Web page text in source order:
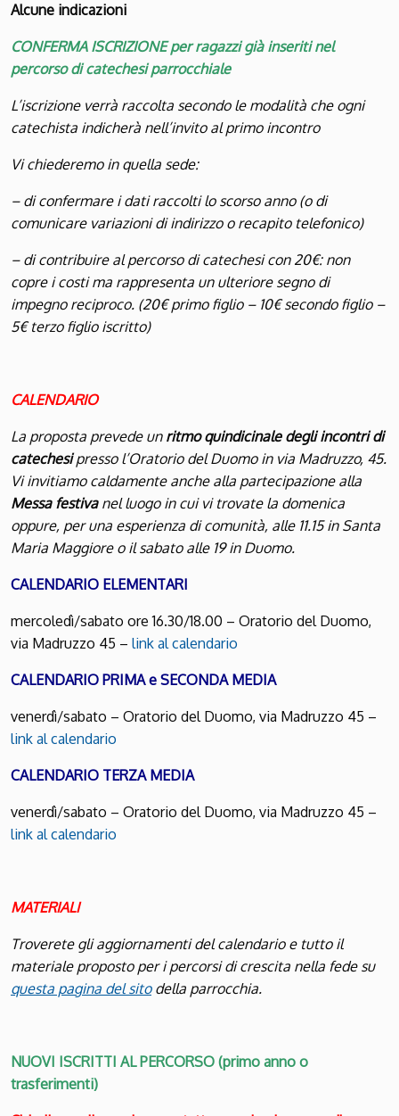
Alcune indicazioni
CONFERMA ISCRIZIONE per ragazzi già inseriti nel
percorso di catechesi parrocchiale
L’iscrizione verrà raccolta secondo le modalità che ogni
catechista indicherà nell’invito al primo incontro
Vi chiederemo in quella sede:
– di confermare i dati raccolti lo scorso anno (o di
comunicare variazioni di indirizzo o recapito telefonico)
– di contribuire al percorso di catechesi con 20€: non
copre i costi ma rappresenta un ulteriore segno di
impegno reciproco. (20€ primo figlio – 10€ secondo figlio –
5€ terzo figlio iscritto)
CALENDARIO
La proposta prevede un ritmo quindicinale degli incontri di
catechesipresso l’Oratorio del Duomo in via Madruzzo, 45.
Vi invitiamo caldamente anche alla partecipazione alla
Messa festivanel luogo in cui vi trovate la domenica
oppure, per una esperienza di comunità, alle 11.15 in Santa
Maria Maggiore o il sabato alle 19 in Duomo.
CALENDARIO ELEMENTARI
mercoledì/sabato ore 16.30/18.00 – Oratorio del Duomo,
via Madruzzo 45 – link al calendario
CALENDARIO PRIMA e SECONDA MEDIA
venerdì/sabato – Oratorio del Duomo, via Madruzzo 45 –
link al calendario
CALENDARIO TERZA MEDIA
venerdì/sabato – Oratorio del Duomo, via Madruzzo 45 –
link al calendario
MATERIALI
Troverete gli aggiornamenti del calendario e tutto il
materiale proposto per i percorsi di crescita nella fede su
questa pagina del sitodella parrocchia.
NUOVI ISCRITTI AL PERCORSO (primo anno o
trasferimenti)